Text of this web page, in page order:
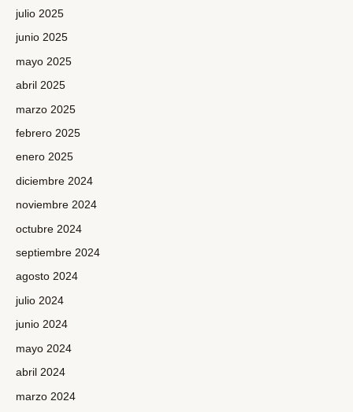
julio 2025
junio 2025
mayo 2025
abril 2025
marzo 2025
febrero 2025
enero 2025
diciembre 2024
noviembre 2024
octubre 2024
septiembre 2024
agosto 2024
julio 2024
junio 2024
mayo 2024
abril 2024
marzo 2024